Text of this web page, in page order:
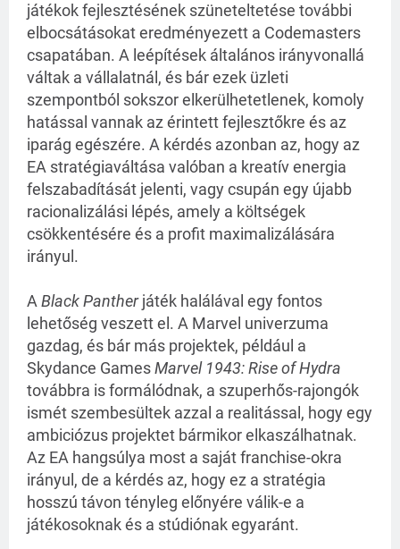
játékok fejlesztésének szüneteltetése további
elbocsátásokat eredményezett a Codemasters
csapatában. A leépítések általános irányvonallá
váltak a vállalatnál, és bár ezek üzleti
szempontból sokszor elkerülhetetlenek, komoly
hatással vannak az érintett fejlesztőkre és az
iparág egészére. A kérdés azonban az, hogy az
EA stratégiaváltása valóban a kreatív energia
felszabadítását jelenti, vagy csupán egy újabb
racionalizálási lépés, amely a költségek
csökkentésére és a profit maximalizálására
irányul.
ABlack Pantherjáték halálával egy fontos
lehetőség veszett el. A Marvel univerzuma
gazdag, és bár más projektek, például a
Skydance GamesMarvel 1943: Rise of Hydra
továbbra is formálódnak, a szuperhős-rajongók
ismét szembesültek azzal a realitással, hogy egy
ambiciózus projektet bármikor elkaszálhatnak.
Az EA hangsúlya most a saját franchise-okra
irányul, de a kérdés az, hogy ez a stratégia
hosszú távon tényleg előnyére válik-e a
játékosoknak és a stúdiónak egyaránt.